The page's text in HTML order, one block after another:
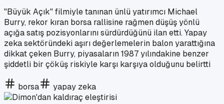
"Büyük Açık" filmiyle tanınan ünlü yatırımcı Michael
Burry, rekor kıran borsa rallisine rağmen düşüş yönlü
açığa satış pozisyonlarını sürdürdüğünü ilan etti. Yapay
zeka sektöründeki aşırı değerlemelerin balon yarattığına
dikkat çeken Burry, piyasaların 1987 yılındakine benzer
şiddetli bir çöküş riskiyle karşı karşıya olduğunu belirtti
borsa yapay zeka